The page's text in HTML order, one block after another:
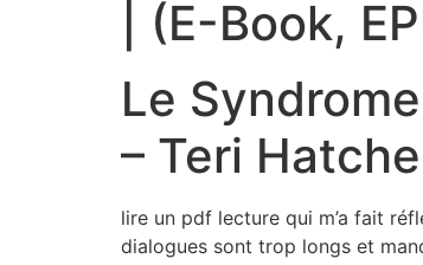
| (E-Book,
Le
– Teri
lire un pdf lecture qui m’a fait
dialogues sont trop longs et